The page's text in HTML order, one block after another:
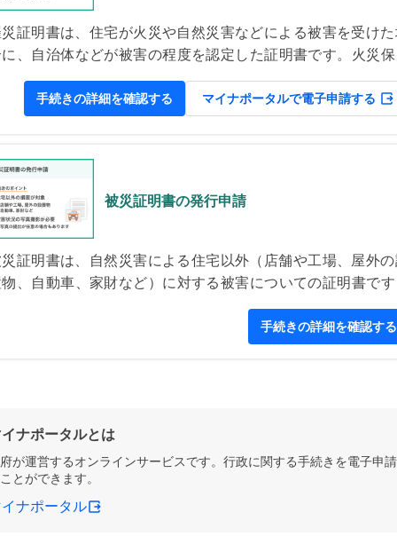
証明書は、住宅が火災や自然災害などによる被害を受け
、自治体などが被害の程度を認定した証明書です。火災保
発行申請の後に自治体などによる被害状況の調査が行われ
書が交付されます。
手続きの詳細を確認する マイナポータルで電子申請する
被災証明書の発行申請
証明書は、自然災害による住宅以外（店舗や工場、屋外の
、自動車、家財など）に対する被害についての証明書です
手続きの詳細を確認する
ナポータルとは
が運営するオンラインサービスです。行政に関する手続きを電子申
とができます。
ナポータル